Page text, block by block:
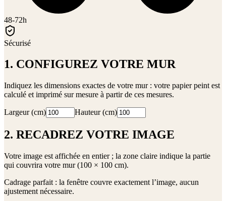
48-72h
Sécurisé
1. CONFIGUREZ VOTRE MUR
Indiquez les dimensions exactes de votre mur : votre papier peint est
calculé et imprimé sur mesure à partir de ces mesures.
Largeur (cm) Hauteur (cm)
2. RECADREZ VOTRE IMAGE
Votre image est affichée en entier ; la zone claire indique la partie
qui couvrira votre mur (100 × 100 cm).
Cadrage parfait : la fenêtre couvre exactement l’image, aucun
ajustement nécessaire.